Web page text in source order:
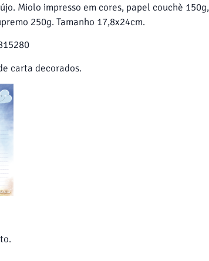
Miolo impresso em cores, papel couchè
250g. Tamanho 17,8x24cm.
carta decorados.